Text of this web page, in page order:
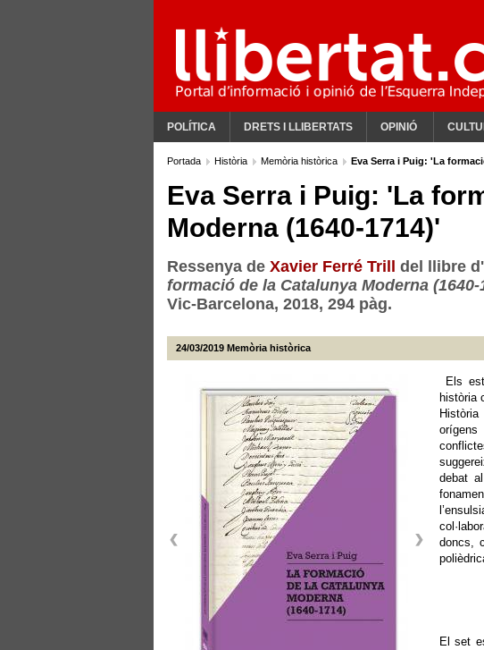
POLÍTICA DRETS I LLIBERTATS OPINIÓ
Portada Història Memòria històrica Eva Serra i Puig: 'La
Eva Serra i Puig: 'La
Moderna (1640-1714)'
Ressenya de Xavier Ferré Trill del llibre d'
formació de la Catalunya Moderna (1640-
Vic-Barcelona, 2018, 294 pàg.
24/03/2019 Memòria històrica
Els
història
orígens
debat
doncs,
El set